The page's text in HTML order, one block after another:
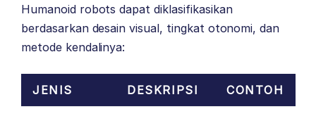
Humanoid robots dapat diklasifikasikan
berdasarkan desain visual, tingkat otonomi, dan
metode kendalinya:
JENIS DESKRIPSI CONTOH